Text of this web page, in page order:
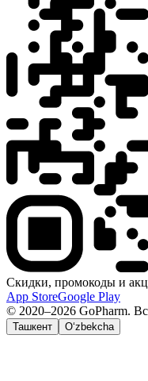
Скидки, промокоды и
App StoreGoogle Play
© 2020–2026 GoPharm.
Ташкент O‘zbekcha